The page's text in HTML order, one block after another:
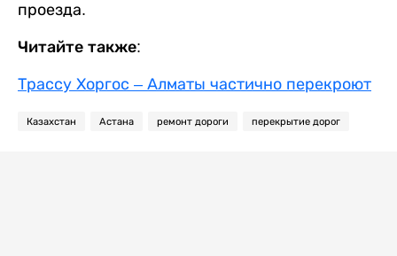
проезда.
Читайте также:
Трассу Хоргос – Алматы частично перекроют
Казахстан Астана ремонт дороги перекрытие дорог